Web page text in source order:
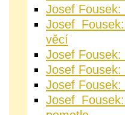
Josef
Josef
věcí
Josef
Josef
Josef
Josef